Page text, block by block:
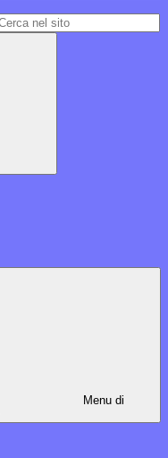
Menu di